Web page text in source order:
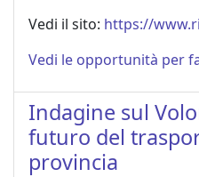
Vedi il sito: https://
Vedi le opportunità per
Indagine sul
futuro del
provincia